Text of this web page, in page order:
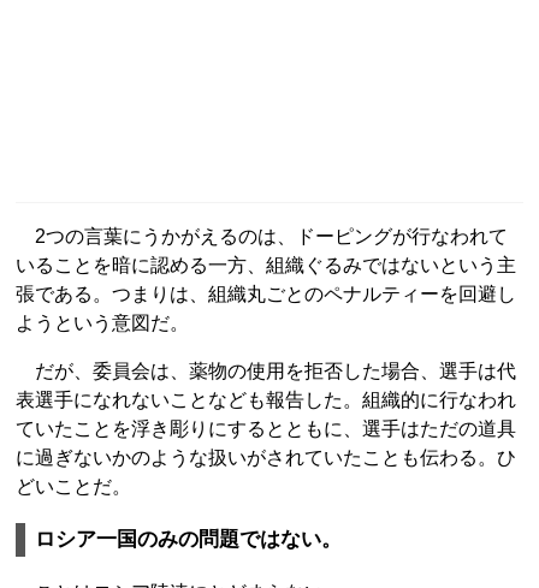
2つの言葉にうかがえるのは、ドーピングが行なわれて
いることを暗に認める一方、組織ぐるみではないという主
張である。つまりは、組織丸ごとのペナルティーを回避し
ようという意図だ。
だが、委員会は、薬物の使用を拒否した場合、選手は代
表選手になれないことなども報告した。組織的に行なわれ
ていたことを浮き彫りにするとともに、選手はただの道具
に過ぎないかのような扱いがされていたことも伝わる。ひ
どいことだ。
ロシア一国のみの問題ではない。